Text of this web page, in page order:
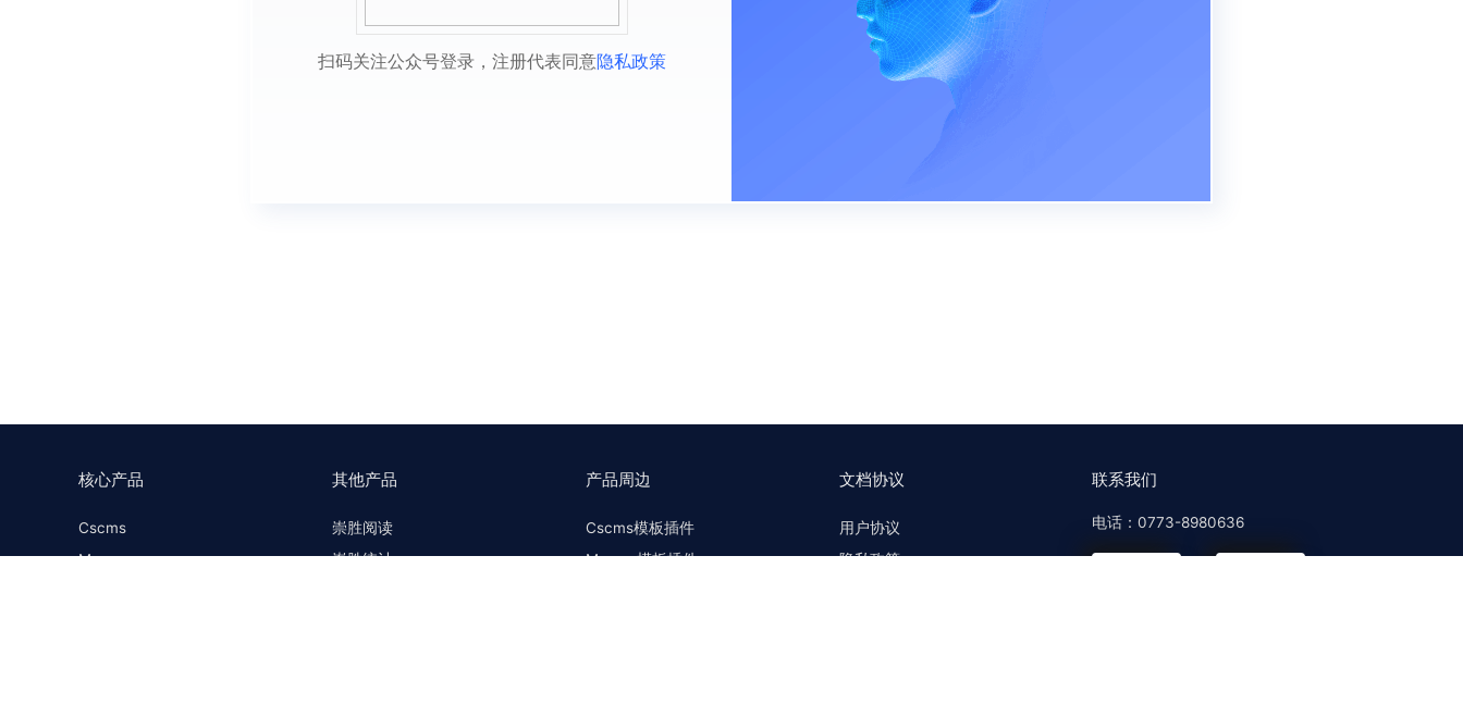
扫码关注公众号登录，注册代表同意隐私政策
核心产品
Cscms
Mccms
其他产品
崇胜阅读
崇胜统计
产品周边
Cscms模板插件
Mccms模板插件
文档协议
用户协议
隐私政策
联系我们
电话：0773-8980636